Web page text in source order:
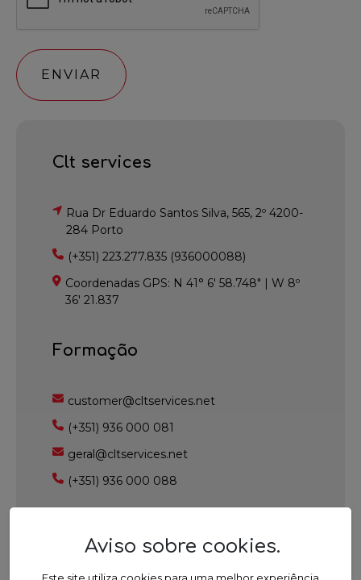
Clt services
Rua Dr Eduardo Santos Silva, 565, 2º 4200-
284 Porto
(+351) 223.277.835 (936000088)
Coordenadas GPS: N 41° 6' 58.748" | W 8º
36' 21.837
Formação
customer@cltservices.net
(+351) 936 000 081
geral@cltservices.net
(+351) 936 000 088
empresa
Aviso sobre cookies.